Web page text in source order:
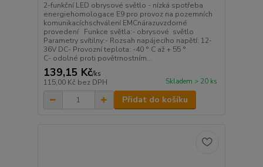
2-funkční LED obrysové světlo - nízká spotřeba
energiehomologace E9 pro provoz na pozemních
komunikacíchschválení EMCnárazuvzdorné
provedení Funkce světla:- obrysové světlo
Parametry svítilny:- Rozsah napájecího napětí: 12-
36V DC- Provozní teplota: -40 ° C až + 55 °
C- odolné proti povětrnostním...
139,15 Kč/ks
115,00 Kč bez DPH Skladem > 20 ks
Přidat do košíku